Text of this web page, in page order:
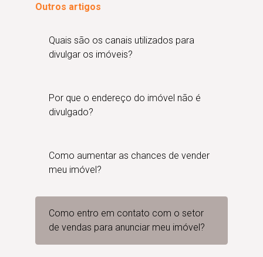
Outros artigos
Quais são os canais utilizados para
divulgar os imóveis?
Por que o endereço do imóvel não é
divulgado?
Como aumentar as chances de vender
meu imóvel?
Como entro em contato com o setor
de vendas para anunciar meu imóvel?